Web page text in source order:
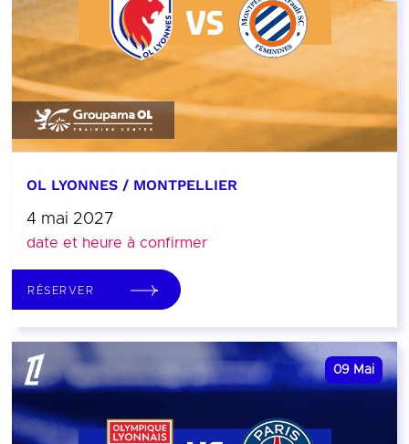
OL LYONNES / MONTPELLIER
4 mai 2027
date et heure à confirmer
RÉSERVER
09 Mai